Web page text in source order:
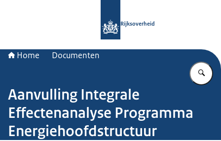
Rijksoverheid
Home Documenten
Aanvulling Integrale
Effectenanalyse Programma
Energiehoofdstructuur